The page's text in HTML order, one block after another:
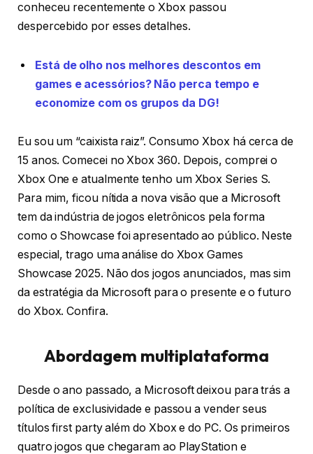
conheceu recentemente o Xbox passou
despercebido por esses detalhes.
Está de olho nos melhores descontos em
games e acessórios? Não perca tempo e
economize com os grupos da DG!
Eu sou um “caixista raiz”. Consumo Xbox há cerca de
15 anos. Comecei no Xbox 360. Depois, comprei o
Xbox One e atualmente tenho um Xbox Series S.
Para mim, ficou nítida a nova visão que a Microsoft
tem da indústria de jogos eletrônicos pela forma
como o Showcase foi apresentado ao público. Neste
especial, trago uma análise do Xbox Games
Showcase 2025. Não dos jogos anunciados, mas sim
da estratégia da Microsoft para o presente e o futuro
do Xbox. Confira.
Abordagem multiplataforma
Desde o ano passado, a Microsoft deixou para trás a
política de exclusividade e passou a vender seus
títulos first party além do Xbox e do PC. Os primeiros
quatro jogos que chegaram ao PlayStation e